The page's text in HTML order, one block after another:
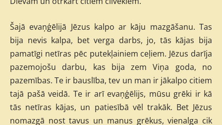
Šajā evaņģēlijā Jēzus kalpo ar kāju mazgāšanu. Tas
bija nevis kalpa, bet verga darbs, jo, tās kājas bija
pamatīgi netīras pēc putekļainiem ceļiem. Jēzus darīja
pazemojošu darbu, kas bija zem Viņa goda, no
pazemības. Te ir bauslība, tev un man ir jākalpo citiem
tajā pašā veidā. Te ir arī evaņģēlijs, mūsu grēki ir kā
tās netīras kājas, un patiesībā vēl trakāk. Bet Jēzus
nomazgā nost tavus un manus grēkus, vienalga cik